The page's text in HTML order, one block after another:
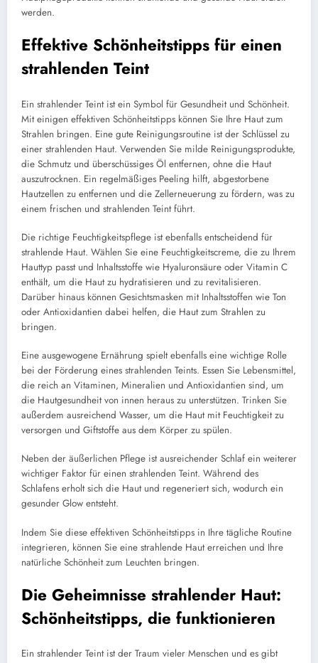
werden.
Effektive Schönheitstipps für einen
strahlenden Teint
Ein strahlender Teint ist ein Symbol für Gesundheit und Schönheit.
Mit einigen effektiven Schönheitstipps können Sie Ihre Haut zum
Strahlen bringen. Eine gute Reinigungsroutine ist der Schlüssel zu
einer strahlenden Haut. Verwenden Sie milde Reinigungsprodukte,
die Schmutz und überschüssiges Öl entfernen, ohne die Haut
auszutrocknen. Ein regelmäßiges Peeling hilft, abgestorbene
Hautzellen zu entfernen und die Zellerneuerung zu fördern, was zu
einem frischen und strahlenden Teint führt.
Die richtige Feuchtigkeitspflege ist ebenfalls entscheidend für
strahlende Haut. Wählen Sie eine Feuchtigkeitscreme, die zu Ihrem
Hauttyp passt und Inhaltsstoffe wie Hyaluronsäure oder Vitamin C
enthält, um die Haut zu hydratisieren und zu revitalisieren.
Darüber hinaus können Gesichtsmasken mit Inhaltsstoffen wie Ton
oder Antioxidantien dabei helfen, die Haut zum Strahlen zu
bringen.
Eine ausgewogene Ernährung spielt ebenfalls eine wichtige Rolle
bei der Förderung eines strahlenden Teints. Essen Sie Lebensmittel,
die reich an Vitaminen, Mineralien und Antioxidantien sind, um
die Hautgesundheit von innen heraus zu unterstützen. Trinken Sie
außerdem ausreichend Wasser, um die Haut mit Feuchtigkeit zu
versorgen und Giftstoffe aus dem Körper zu spülen.
Neben der äußerlichen Pflege ist ausreichender Schlaf ein weiterer
wichtiger Faktor für einen strahlenden Teint. Während des
Schlafens erholt sich die Haut und regeneriert sich, wodurch ein
gesunder Glow entsteht.
Indem Sie diese effektiven Schönheitstipps in Ihre tägliche Routine
integrieren, können Sie eine strahlende Haut erreichen und Ihre
natürliche Schönheit zum Leuchten bringen.
Die Geheimnisse strahlender Haut:
Schönheitstipps, die funktionieren
Ein strahlender Teint ist der Traum vieler Menschen und es gibt